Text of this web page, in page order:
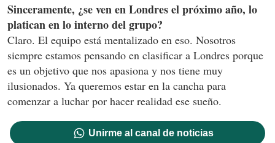
Sinceramente, ¿se ven en Londres el próximo año, lo
platican en lo interno del grupo?
Claro. El equipo está mentalizado en eso. Nosotros
siempre estamos pensando en clasificar a Londres porque
es un objetivo que nos apasiona y nos tiene muy
ilusionados. Ya queremos estar en la cancha para
comenzar a luchar por hacer realidad ese sueño.
Unirme al canal de noticias